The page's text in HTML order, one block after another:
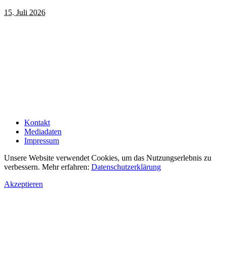
15. Juli 2026
Kontakt
Mediadaten
Impressum
Unsere Website verwendet Cookies, um das Nutzungserlebnis zu
verbessern. Mehr erfahren: Datenschutzerklärung
Akzeptieren